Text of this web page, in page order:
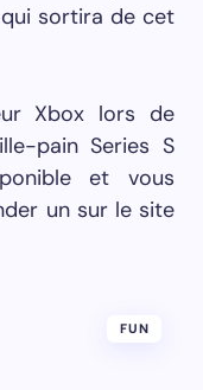
sortira de cet
Xbox lors de
pain Series S
et vous
un sur le site
FUN